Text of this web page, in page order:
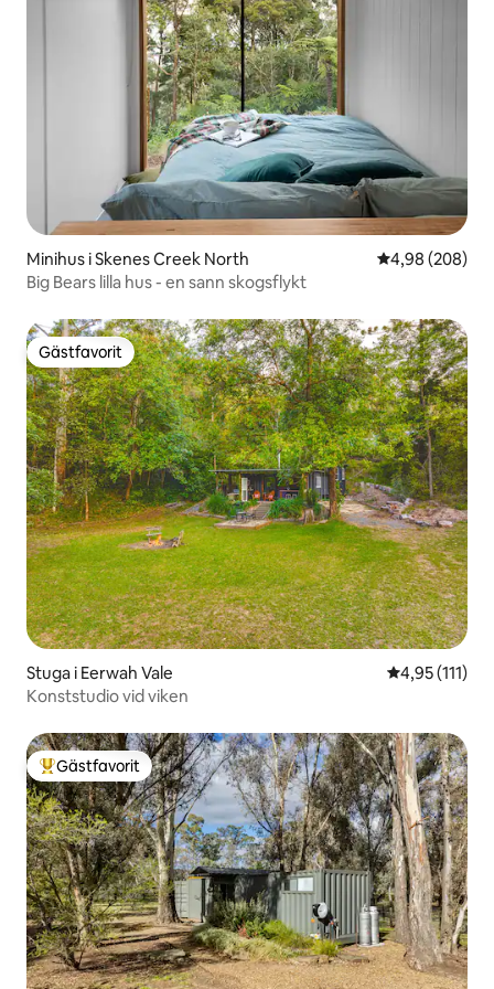
Minihus i Skenes Creek North 4,98 av 5 i
4,98 (208)
Big Bears lilla hus - en sann skogsflykt
Gästfavorit
Gästfavorit
Stuga i Eerwah Vale 4,95 av 5 i
4,95 (111)
Konststudio vid viken
Populär gästfavorit
Gästfavorit